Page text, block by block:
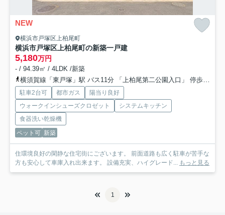
NEW
横浜市戸塚区上柏尾町
横浜市戸塚区上柏尾町の新築一戸建
5,180万円
- / 94.39㎡ / 4LDK /新築
横須賀線「東戸塚」駅 バス11分 「上柏尾第二公園入口」 停歩4分
駐車2台可 都市ガス
陽当り良好
ウォークインシューズクロゼット
システムキッチン
食器洗い乾燥機
ペット可 新築
住環境良好の閑静な住宅街にございます。 前面道路も広く駐車が苦手な
方も安心して車庫入れ出来ます。 設備充実、ハイグレード... もっと見る
1